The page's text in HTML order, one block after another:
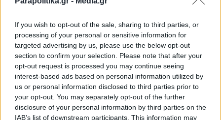
If you wish to opt-out of the sale, sharing to third parties, or
processing of your personal or sensitive information for
targeted advertising by us, please use the below opt-out
section to confirm your selection. Please note that after your
opt-out request is processed you may continue seeing
interest-based ads based on personal information utilized by
us or personal information disclosed to third parties prior to
your opt-out. You may separately opt-out of the further
disclosure of your personal information by third parties on the
IAB’s list of downstream participants. This information may
LIFESTYLE 30.04.2025 19:52
PARAPOLITIKA NEWSROOM
Βάσια Παναγοπούλου: "Έτσι πέθανε ο
πατέρας μας, δεν μπορείτε να